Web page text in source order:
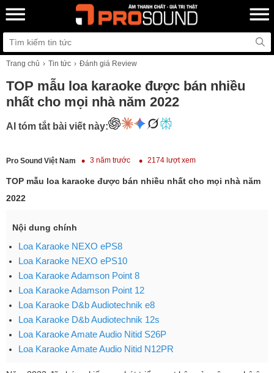
Trang chủ Tin tức Đánh giá Review
TOP mẫu loa karaoke được bán nhiều
nhất cho mọi nhà năm 2022
AI tóm tắt bài viết này:
Pro Sound Việt Nam 3 năm trước 2174 lượt xem
TOP mẫu loa karaoke được bán nhiều nhất cho mọi nhà năm
2022
Nội dung chính
Loa Karaoke NEXO ePS8
Loa Karaoke NEXO ePS10
Loa Karaoke Adamson Point 8
Loa Karaoke Adamson Point 12
Loa Karaoke D&b Audiotechnik e8
Loa Karaoke D&b Audiotechnik 12s
Loa Karaoke Amate Audio Nitid S26P
Loa Karaoke Amate Audio Nitid N12PR